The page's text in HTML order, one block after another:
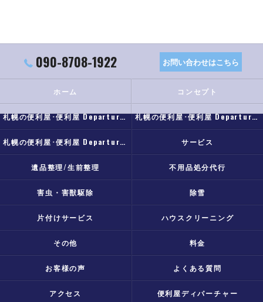
090-8708-1922 お問い合わせはこちら
ホーム コンセプト
札幌の便利屋･便利屋 Departureの口コミ情報 札幌の便利屋･便利屋 Departureの評判
札幌の便利屋･便利屋 Departureのお客様の声 サービス
遺品整理/生前整理 不用品処分代行
害虫・害獣駆除 除雪
片付けサービス ハウスクリーニング
その他 料金
お客様の声 よくある質問
アクセス 便利屋ディパーチャー